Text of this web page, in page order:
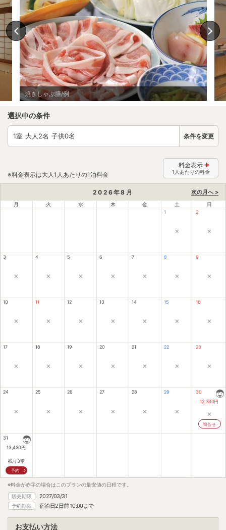
焼きしゃぶ膳/例
選択中の条件
1室 大人2名 子供0名 条件を変更
※料金表示は大人1人あたりの1泊料金
料金表示
1人あたりの料金
次の月へ >
2026年8 月
月 火 水 木 金 土 日
1
×
2
×
3
×
4
×
5
×
6
×
7
×
8
×
9
×
10
×
11
×
12
×
13
×
14
×
15
×
16
×
17
×
18
×
19
×
20
×
21
×
22
×
23
×
24
×
25
×
26
×
27
×
28
×
29
×
30
12,330円
×
問合せ
31
13,430円
残り3室
予約
※料金が赤字の場合はこのプランの最安値の日程です。
販売期限
2027/03/31
予約期限 宿泊日2日前 10:00まで
お支払い方法